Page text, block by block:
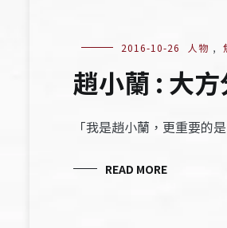
2016-10-26 人物 ,
趙小蘭 : 大
「我是趙小蘭，更重要
READ MORE